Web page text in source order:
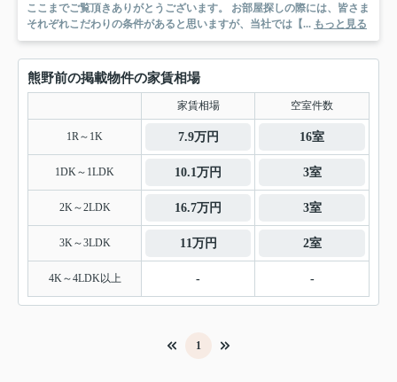
ここまでご覧頂きありがとうございます。 お部屋探しの際には、皆さま
それぞれこだわりの条件があると思いますが、当社では【... もっと見る
熊野前の掲載物件の家賃相場
家賃相場 空室件数
1R～1K 7.9万円 16室
1DK～1LDK 10.1万円 3室
2K～2LDK 16.7万円 3室
3K～3LDK 11万円 2室
4K～4LDK以上 - -
1